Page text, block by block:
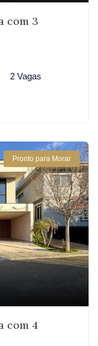
com 3
2 Vagas
Pronto para Morar
com 4